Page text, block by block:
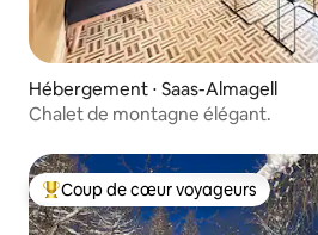
Hébergement ⋅ Saas-Almagell
Chalet de montagne élégant.
Coups de cœur voyageurs les plus
Coup de cœur voyageurs